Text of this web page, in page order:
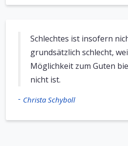
Schlechtes ist insofern
grundsätzlich schlecht,
Möglichkeit zum Guten
nicht ist.
- Christa Schyboll